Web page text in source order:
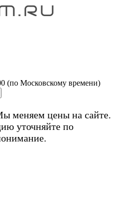
(по Московскому времени)
меняем цены на сайте.
уточняйте по